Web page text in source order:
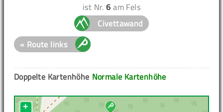
ist Nr.6 am Fels
Civettawand
« Route links
Normale Kartenhöhe
Doppelte Kartenhöhe
+